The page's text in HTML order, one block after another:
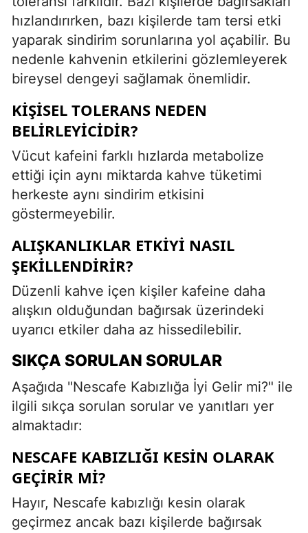
hızlandırırken, bazı kişilerde tam tersi etki
yaparak sindirim sorunlarına yol açabilir. Bu
nedenle kahvenin etkilerini gözlemleyerek
bireysel dengeyi sağlamak önemlidir.
KIŞISEL TOLERANS NEDEN
BELIRLEYICIDIR?
Vücut kafeini farklı hızlarda metabolize
ettiği için aynı miktarda kahve tüketimi
herkeste aynı sindirim etkisini
göstermeyebilir.
ALIŞKANLIKLAR ETKIYI NASIL
ŞEKILLENDIRIR?
Düzenli kahve içen kişiler kafeine daha
alışkın olduğundan bağırsak üzerindeki
uyarıcı etkiler daha az hissedilebilir.
SIKÇA SORULAN SORULAR
Aşağıda "Nescafe Kabızlığa İyi Gelir mi?" ile
ilgili sıkça sorulan sorular ve yanıtları yer
almaktadır:
NESCAFE KABIZLIĞI KESIN OLARAK
GEÇIRIR MI?
Hayır, Nescafe kabızlığı kesin olarak
geçirmez ancak bazı kişilerde bağırsak